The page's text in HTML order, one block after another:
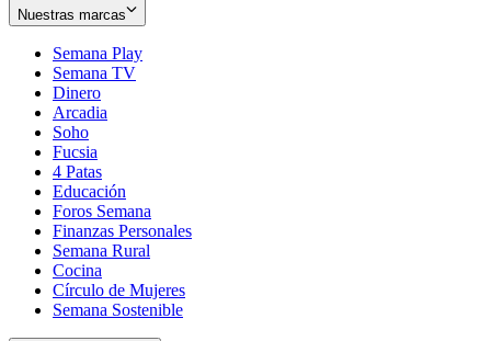
Nuestras marcas
Semana Play
Semana TV
Dinero
Arcadia
Soho
in
new
window
Fucsia
in
new
window
4 Patas
Educación
Foros Semana
Finanzas Personales
Semana Rural
Cocina
Círculo de Mujeres
Semana Sostenible